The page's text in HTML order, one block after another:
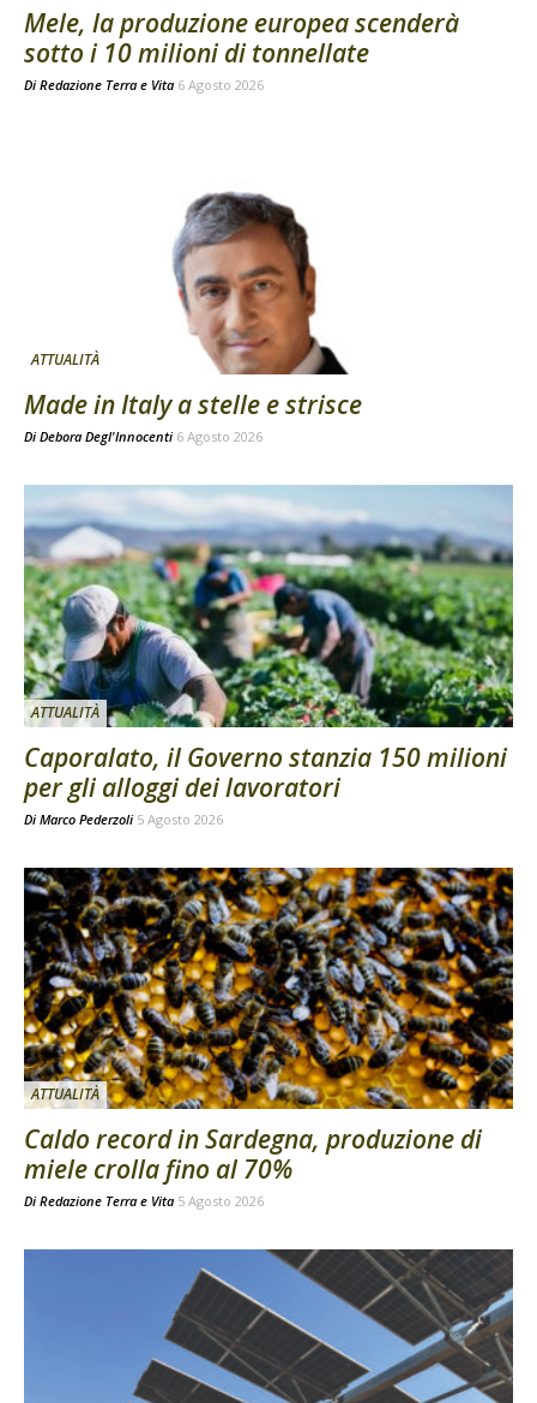
Mele, la produzione europea scenderà
sotto i 10 milioni di tonnellate
Di Redazione Terra e Vita 6 Agosto 2026
ATTUALITÀ
Made in Italy a stelle e strisce
Di Debora Degl'Innocenti 6 Agosto 2026
ATTUALITÀ
Caporalato, il Governo stanzia 150 milioni
per gli alloggi dei lavoratori
Di Marco Pederzoli 5 Agosto 2026
ATTUALITÀ
Caldo record in Sardegna, produzione di
miele crolla fino al 70%
Di Redazione Terra e Vita 5 Agosto 2026